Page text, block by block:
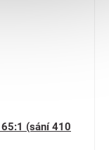
65:1 (sání 410